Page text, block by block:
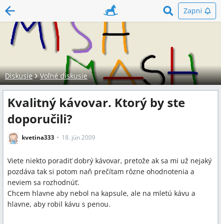
Zapni
Diskusie Voľné diskusie
Kvalitný kávovar. Ktorý by ste
doporučili?
kvetina333 18. jún 2009
Viete niekto poradiť dobrý kávovar, pretože ak sa mi už nejaký
pozdáva tak si potom naň prečítam rôzne ohodnotenia a
neviem sa rozhodnúť.
Chcem hlavne aby nebol na kapsule, ale na mletú kávu a
hlavne, aby robil kávu s penou.